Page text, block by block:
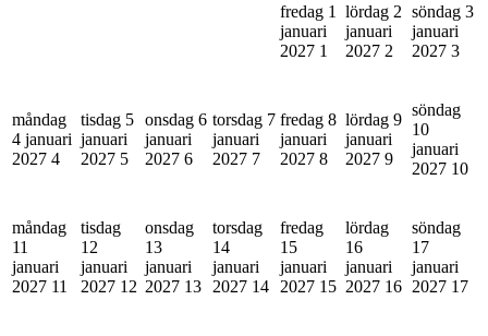
fredag 1
januari
2027 1
lördag 2
januari
2027 2
söndag 3
januari
2027 3
måndag
4 januari
2027 4
tisdag 5
januari
2027 5
onsdag 6
januari
2027 6
torsdag 7
januari
2027 7
fredag 8
januari
2027 8
lördag 9
januari
2027 9
söndag
10
januari
2027 10
måndag
11
januari
2027 11
tisdag
12
januari
2027 12
onsdag
13
januari
2027 13
torsdag
14
januari
2027 14
fredag
15
januari
2027 15
lördag
16
januari
2027 16
söndag
17
januari
2027 17